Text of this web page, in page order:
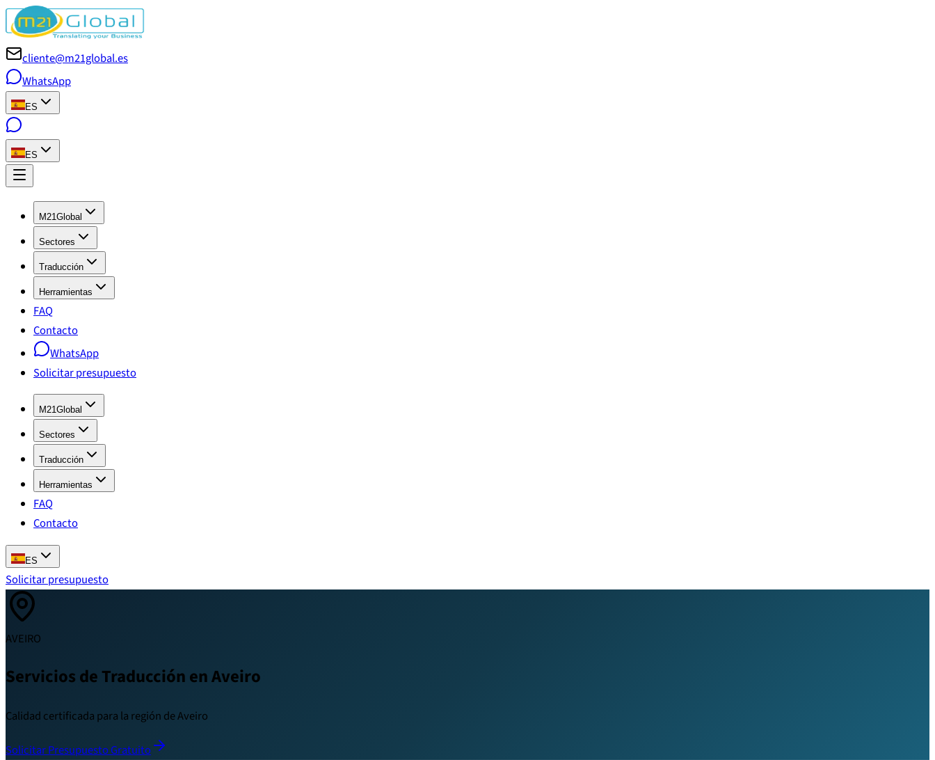
cliente@m21global.es
WhatsApp
ES
ES
M21Global
Sectores
Traducción
Herramientas
FAQ
Contacto
WhatsApp
Solicitar presupuesto
M21Global
Sectores
Traducción
Herramientas
FAQ
Contacto
ES
Solicitar presupuesto
AVEIRO
Servicios de Traducción en Aveiro
Calidad certificada para la región de Aveiro
Solicitar Presupuesto Gratuito